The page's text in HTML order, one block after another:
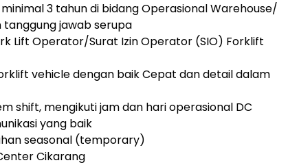
3 tahun di bidang Operasional Warehouse/
jawab serupa
Lift Operator/Surat Izin Operator (SIO) Forklift
vehicle dengan baik Cepat dan detail dalam
shift, mengikuti jam dan hari operasional DC
yang baik
seasonal (temporary)
Cikarang